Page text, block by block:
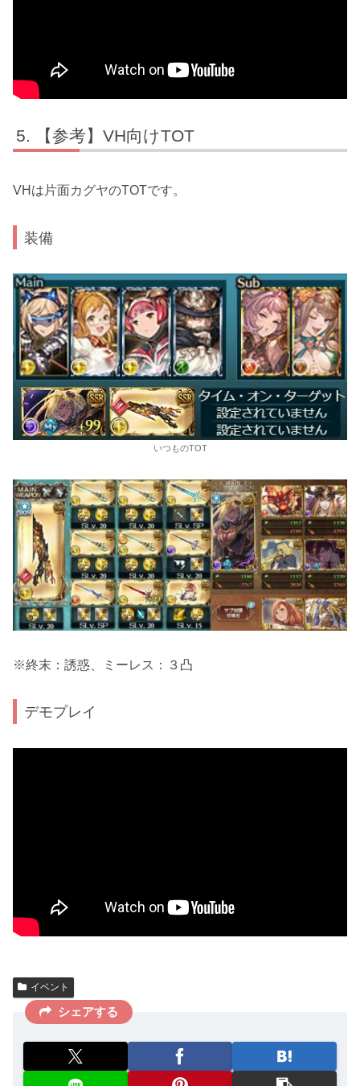
【参考】VH向けTOT
VHは片面カグヤのTOTです。
装備
いつものTOT
※終末：誘惑、ミーレス：３凸
デモプレイ
イベント
シェアする